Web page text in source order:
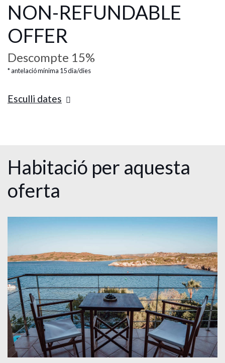
NON-REFUNDABLE
OFFER
Descompte 15%
antelació mínima 15 dia/dies
Esculli dates
Habitació per aquesta
oferta